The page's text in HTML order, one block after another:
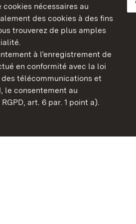
nécessaires au
des cookies à des fins
trouverez de plus amples
à l’enregistrement de
en conformité avec la loi
télécommunications et
le consentement au
art. 6 par. 1 point a).